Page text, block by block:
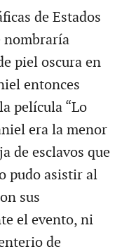
de Estados
nombraría
piel oscura en
entonces
película “Lo
era la menor
de esclavos que
pudo asistir al
sus
el evento, ni
de